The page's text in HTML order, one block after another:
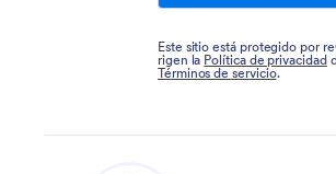
Este sitio está protegido por
rigen la Política de privacidad
Términos de servicio.